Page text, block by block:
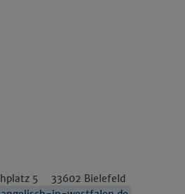
5 33602 Bielefeld